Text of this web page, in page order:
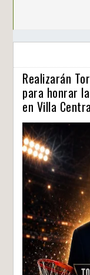
Realizarán
para honrar
en Villa